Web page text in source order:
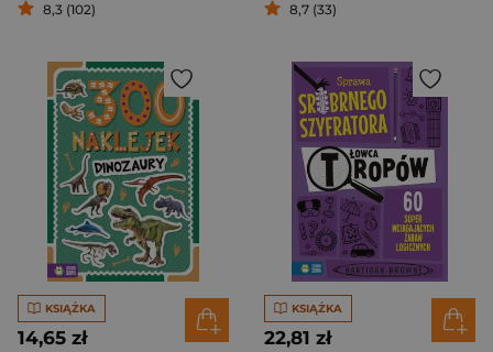
8,3 (102) 8,7 (33)
KSIĄŻKA
14,65 zł
KSIĄŻKA
22,81 zł